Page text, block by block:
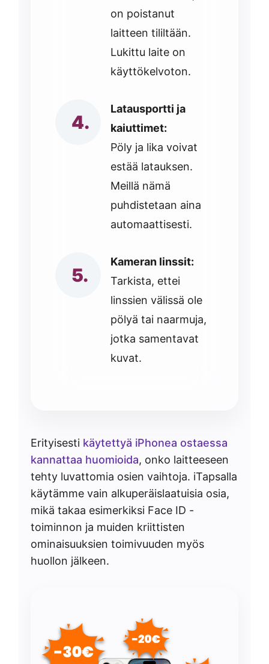
on poistanut
laitteen tililtään.
Lukittu laite on
käyttökelvoton.
Latausportti ja
kaiuttimet:
Pöly ja lika voivat
estää latauksen.
Meillä nämä
puhdistetaan aina
automaattisesti.
Kameran linssit:
Tarkista, ettei
linssien välissä ole
pölyä tai naarmuja,
jotka samentavat
kuvat.
Erityisesti käytettyä iPhonea ostaessa
kannattaa huomioida, onko laitteeseen
tehty luvattomia osien vaihtoja. iTapsalla
käytämme vain alkuperäislaatuisia osia,
mikä takaa esimerkiksi Face ID -
toiminnon ja muiden kriittisten
ominaisuuksien toimivuuden myös
huollon jälkeen.